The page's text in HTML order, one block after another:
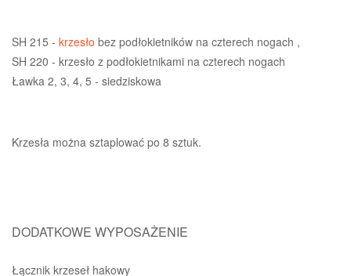
SH 215 - krzesło bez podłokietników na czterech nogach ,
SH 220 - krzesło z podłokietnikami na czterech nogach
Ławka 2, 3, 4, 5 - siedziskowa
Krzesła można sztaplować po 8 sztuk.
DODATKOWE WYPOSAŻENIE
Łącznik krzeseł hakowy